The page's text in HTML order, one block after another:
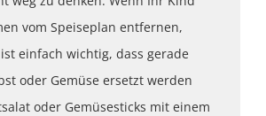
vom Speiseplan entfernen,
ist einfach wichtig, dass gerade
oder Gemüse ersetzt werden
oder Gemüsesticks mit einem